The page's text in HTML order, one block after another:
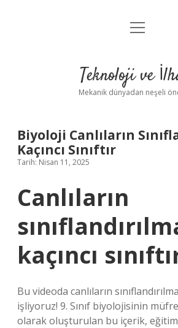
Anasayfa
Yasal Uyarı
menüyü
Teknoloji ve
Mekanik dünyadan neşeli
Biyoloji Canlıların
Kaçıncı Sınıftır
Tarih: Nisan 11, 2025
Canlıların
kaçıncı
Bu videoda canlıların
işliyoruz! 9. Sınıf biyolojisinin
olarak oluşturulan bu içerik,